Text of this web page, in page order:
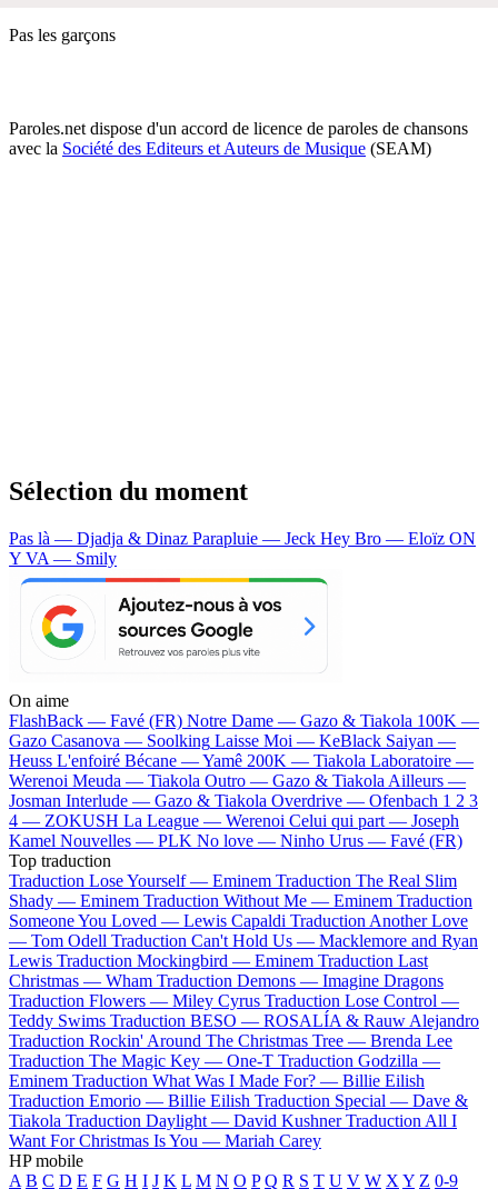
Pas les garçons
Paroles.net dispose d'un accord de licence de paroles de chansons
avec la Société des Editeurs et Auteurs de Musique (SEAM)
Sélection du moment
Pas là — Djadja & Dinaz Parapluie — Jeck Hey Bro — Eloïz ON
Y VA — Smily
On aime
FlashBack — Favé (FR) Notre Dame — Gazo & Tiakola 100K —
Gazo Casanova — Soolking Laisse Moi — KeBlack Saiyan —
Heuss L'enfoiré Bécane —Yamê 200K — Tiakola Laboratoire —
Werenoi Meuda — Tiakola Outro — Gazo & Tiakola Ailleurs —
Josman Interlude — Gazo & Tiakola Overdrive — Ofenbach 1 2 3
4 — ZOKUSH La League — Werenoi Celui qui part — Joseph
Kamel Nouvelles — PLK No love — Ninho Urus — Favé (FR)
Top traduction
Traduction Lose Yourself — Eminem Traduction The Real Slim
Shady — Eminem Traduction Without Me — Eminem Traduction
Someone You Loved — Lewis Capaldi Traduction Another Love
— Tom Odell Traduction Can't Hold Us — Macklemore and Ryan
Lewis Traduction Mockingbird — Eminem Traduction Last
Christmas — Wham Traduction Demons — Imagine Dragons
Traduction Flowers — Miley Cyrus Traduction Lose Control —
Teddy Swims Traduction BESO — ROSALÍA & Rauw Alejandro
Traduction Rockin' Around The Christmas Tree — Brenda Lee
Traduction The Magic Key — One-T Traduction Godzilla —
Eminem Traduction What Was I Made For? — Billie Eilish
Traduction Emorio — Billie Eilish Traduction Special — Dave &
Tiakola Traduction Daylight — David Kushner Traduction All I
Want For Christmas Is You — Mariah Carey
HP mobile
A B C D E F G H I J K L M N O P Q R S T U V W X Y Z 0-9